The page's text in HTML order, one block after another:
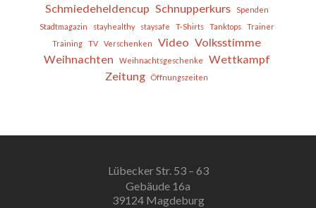
Schmiedeheldencup Schnupperkurs
Spenden
Stadtmagazin
stayhealthy staysafe T-Shirts Tanktops
Trainer
Training
TV Verschenken Video Volksstimme
Weihnachten
Weihnachtsgeschenke
Wettkampf
Zeitung
Öffnungszeiten
Lübecker Str. 53 – 63
Gebäude 16a
39124 Magdeburg